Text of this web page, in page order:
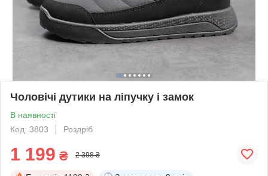
Чоловічі дутики на ліпучку і замок
В наявності
Код: 3803
Роздріб
1 199 ₴ 2 398 ₴